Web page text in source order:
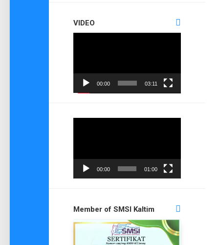
VIDEO
00:00 03:11
00:00 01:00
Member of SMSI Kaltim